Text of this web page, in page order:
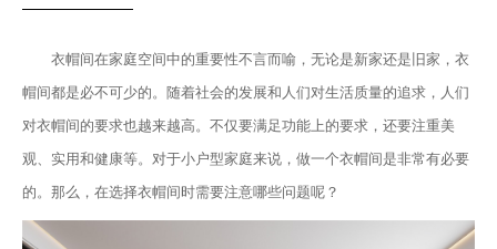
衣帽间在家庭空间中的重要性不言而喻，无论是新家还是旧家，衣
帽间都是必不可少的。随着社会的发展和人们对生活质量的追求，人们
对衣帽间的要求也越来越高。不仅要满足功能上的要求，还要注重美
观、实用和健康等。对于小户型家庭来说，做一个衣帽间是非常有必要
的。那么，在选择衣帽间时需要注意哪些问题呢？